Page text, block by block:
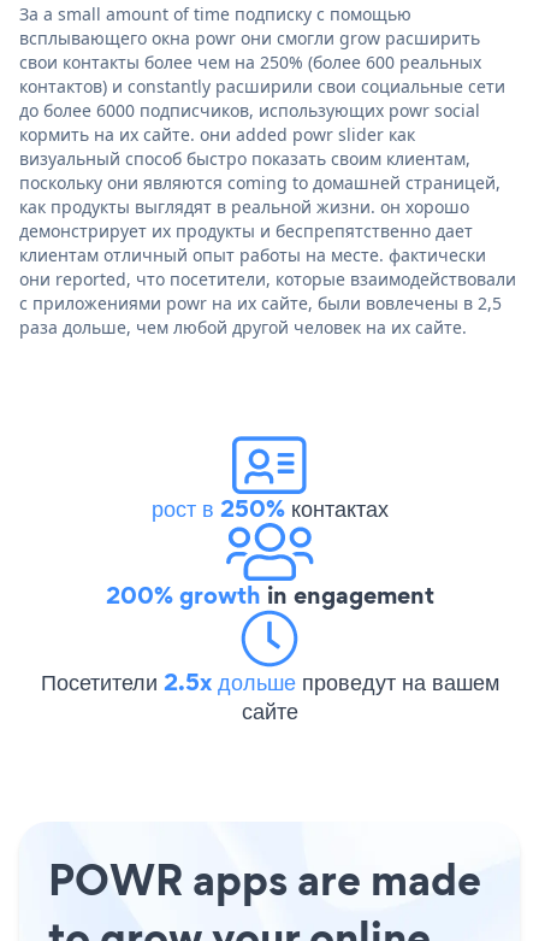
За a small amount of time подписку с помощью
всплывающего окна powr они смогли grow расширить
свои контакты более чем на 250% (более 600 реальных
контактов) и constantly расширили свои социальные сети
до более 6000 подписчиков, использующих powr social
кормить на их сайте. они added powr slider как
визуальный способ быстро показать своим клиентам,
поскольку они являются coming to домашней страницей,
как продукты выглядят в реальной жизни. он хорошо
демонстрирует их продукты и беспрепятственно дает
клиентам отличный опыт работы на месте. фактически
они reported, что посетители, которые взаимодействовали
с приложениями powr на их сайте, были вовлечены в 2,5
раза дольше, чем любой другой человек на их сайте.
рост в 250%контактах
200% growth in engagement
Посетители 2.5x дольше проведут на вашем
сайте
POWR apps are made